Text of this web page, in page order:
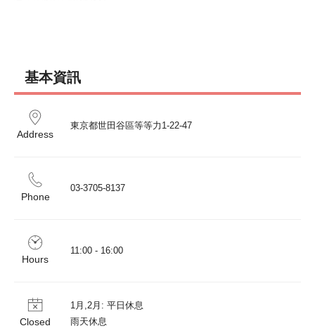
基本資訊
Address
東京都世田谷區等等力1-22-47
Phone
03-3705-8137
Hours
11:00 - 16:00
Closed
1月,2月: 平日休息
雨天休息